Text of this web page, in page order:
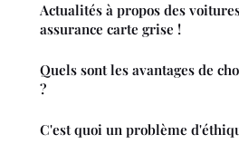
Actualités à propos des
assurance carte grise !
Quels sont les avantages de
?
C'est quoi un problème